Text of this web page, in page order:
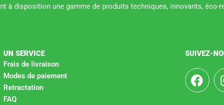
à disposition une gamme de produits techniques, innovants, éco-
UN SERVICE
Frais de livraison
Modes de paiement
Retractation
FAQ
SUIVEZ-
F
a